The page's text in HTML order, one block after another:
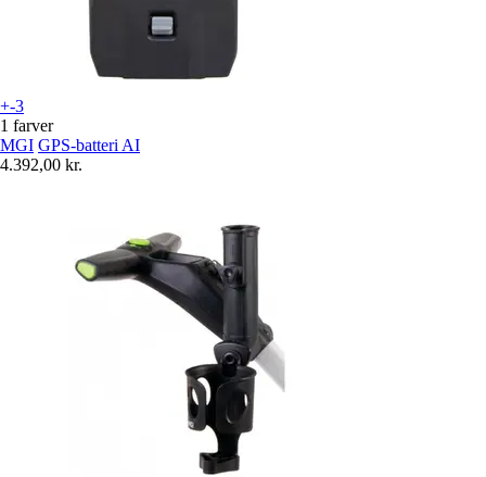
+-3
1 farver
MGI GPS-batteri AI
4.392,00 kr.